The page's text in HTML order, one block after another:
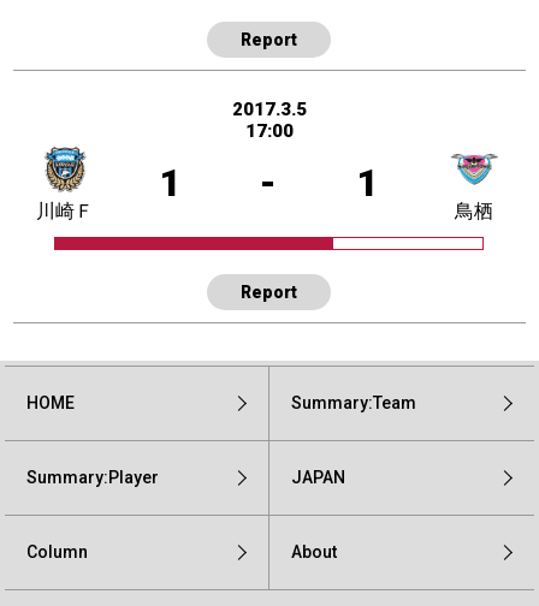
Report
2017.3.5
17:00
1 - 1
川崎Ｆ 鳥栖
Report
HOME Summary:Team
Summary:Player JAPAN
Column About